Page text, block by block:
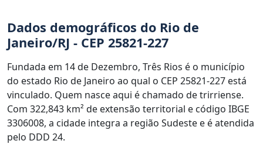
Dados demográficos do Rio de
Janeiro/RJ - CEP 25821-227
Fundada em 14 de Dezembro, Três Rios é o município
do estado Rio de Janeiro ao qual o CEP 25821-227 está
vinculado. Quem nasce aqui é chamado de trirriense.
Com 322,843 km² de extensão territorial e código IBGE
3306008, a cidade integra a região Sudeste e é atendida
pelo DDD 24.